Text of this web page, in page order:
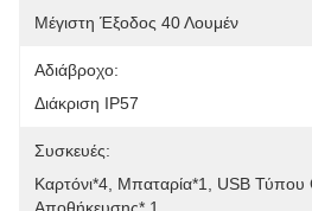
Μέγιστη Έξοδος 40 Λουμέν
Αδιάβροχο:
Διάκριση IP57
Συσκευές:
Καρτόνι*4, Μπαταρία*1, USB